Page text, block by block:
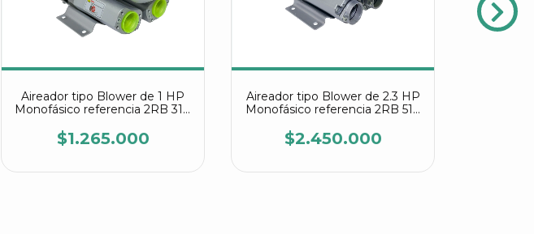
Aireador tipo Blower de 1 HP
Monofásico referencia 2RB 310
$1.265.000
Aireador tipo Blower de 2.3 HP
Monofásico referencia 2RB 510
$2.450.000